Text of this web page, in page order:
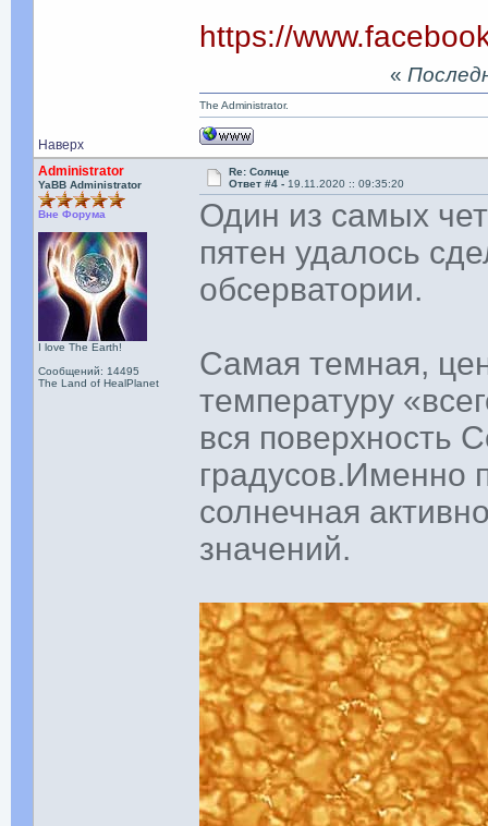
https://
Наверх
«
The Administrator.
Administrator
YaBB Administrator
Вне Форума
I love The Earth!
Сообщений: 14495
The Land of HealPlanet
Re: Солнце
Ответ #4 - 19.11.2020 :: 09:35:20
Один из самых
пятен удалось
обсерватории.
Самая темная,
температуру
вся поверхность
градусов.Именно
солнечная
значений.